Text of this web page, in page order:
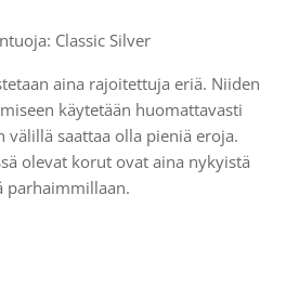
Classic Silver
aina rajoitettuja eriä. Niiden
käytetään huomattavasti
välillä saattaa olla pieniä eroja.
olevat korut ovat aina nykyistä
parhaimmillaan.